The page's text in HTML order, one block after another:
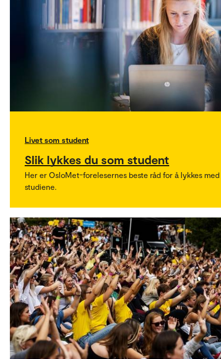
Livet som student
Slik lykkes du som student
Her er OsloMet-forelesernes beste råd for å lykkes med
studiene.